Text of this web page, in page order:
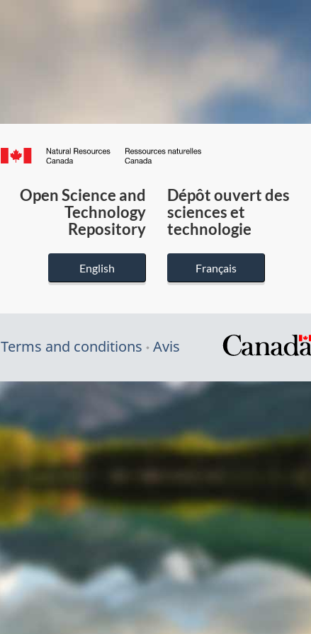
Canada.ca
du
Canada
Open Science and
Technology
Repository
English
Dépôt ouvert des
sciences et
technologie
Français
Terms and conditions Avis